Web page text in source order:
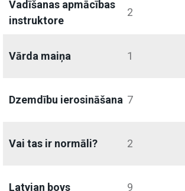
Vadīšanas apmācības
instruktore
2
Vārda maiņa 1
Dzemdību ierosināšana 7
Vai tas ir normāli? 2
Latvian boys 9